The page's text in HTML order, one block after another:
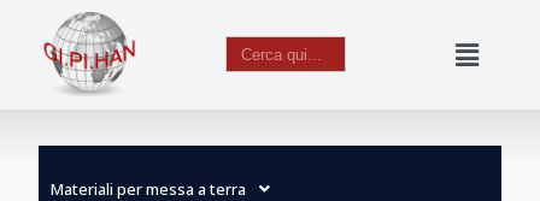
Search
for:
Materiali per messa a terra